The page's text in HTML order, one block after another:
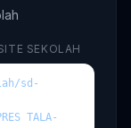
SEKOLAH